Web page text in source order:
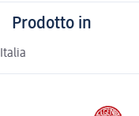
Prodotto in
Italia